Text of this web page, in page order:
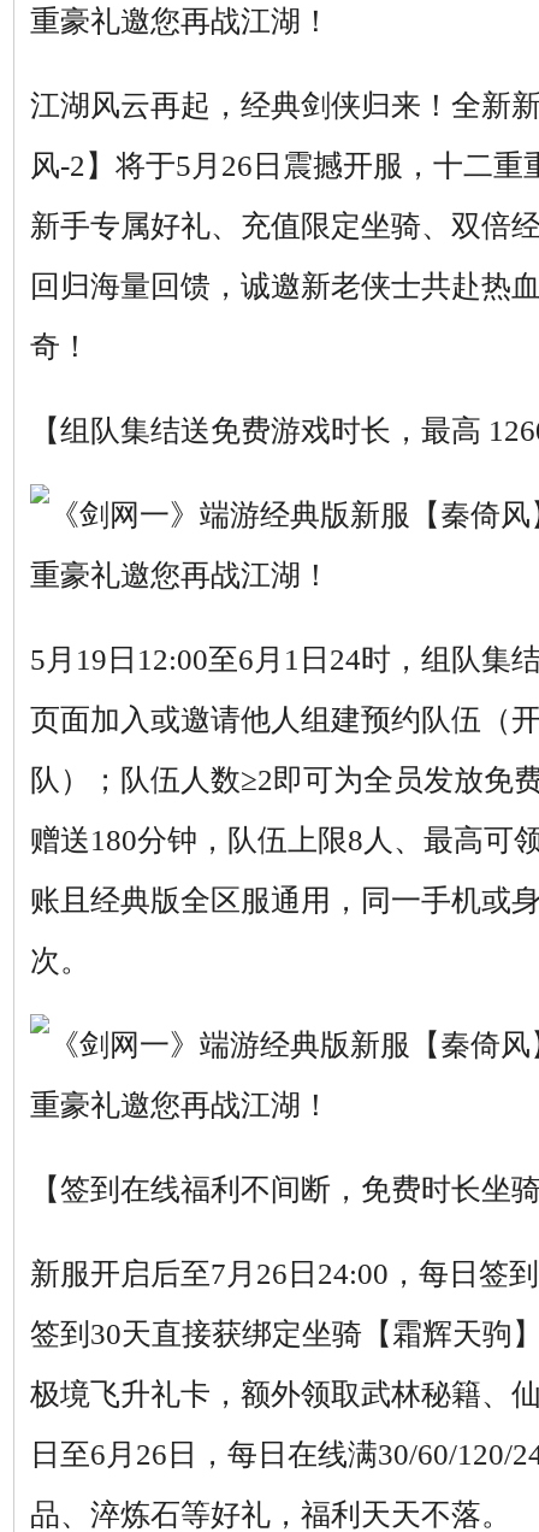
江湖风云再起，经典剑侠归来！全新
风-2】将于5月26日震撼开服，十二
新手专属好礼、充值限定坐骑、双倍
回归海量回馈，诚邀新老侠士共赴热
奇！
【组队集结送免费游戏时长，最高
5月19日12:00至6月1日24时，组队集
页面加入或邀请他人组建预约队伍（
队）；队伍人数≥2即可为全员发放免
赠送180分钟，队伍上限8人、最高可
账且经典版全区服通用，同一手机或
次。
【签到在线福利不间断，免费时长坐
新服开启后至7月26日24:00，每日签
签到30天直接获绑定坐骑【霜辉天驹
极境飞升礼卡，额外领取武林秘籍、
日至6月26日，每日在线满30/60/120/
品、淬炼石等好礼，福利天天不落。